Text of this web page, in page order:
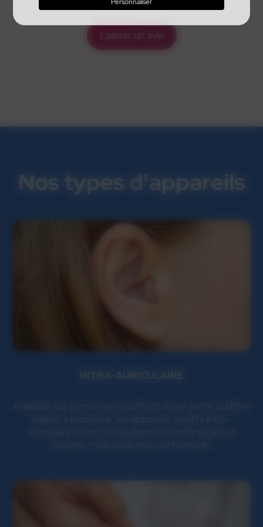
Laisser un avis
Nos types d'appareils